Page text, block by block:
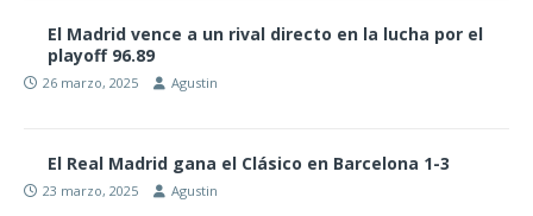
El Madrid vence a un rival directo en la lucha por el
playoff 96.89
26 marzo, 2025 Agustin
El Real Madrid gana el Clásico en Barcelona 1-3
23 marzo, 2025 Agustin